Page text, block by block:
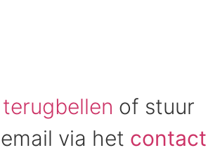
terugbellen of stuur
via het contact